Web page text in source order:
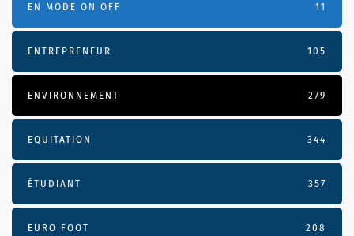
EN MODE ON OFF 11
ENTREPRENEUR 105
ENVIRONNEMENT 279
EQUITATION 344
ÉTUDIANT 357
EURO FOOT 208